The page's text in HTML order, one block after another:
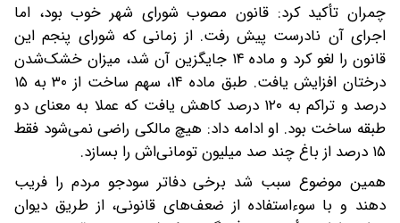
چمران تأکید کرد: قانون مصوب شورای شهر خوب بود، اما
اجرای آن نادرست پیش رفت. از زمانی که شورای پنجم این
قانون را لغو کرد و ماده ۱۴ جایگزین آن شد، میزان خشک‌شدن
درختان افزایش یافت. طبق ماده ۱۴، سهم ساخت از ۳۰ به ۱۵
درصد و تراکم به ۱۲۰ درصد کاهش یافت که عملا به معنای دو
طبقه ساخت بود. او ادامه داد: هیچ مالکی راضی نمی‌شود فقط
۱۵ درصد از باغ چند صد میلیون تومانی‌اش را بسازد.
همین موضوع سبب شد برخی دفاتر سودجو مردم را فریب
دهند و با سوءاستفاده از ضعف‌های قانونی، از طریق دیوان